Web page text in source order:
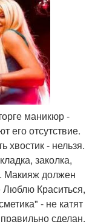
маникюр -
его отсутствие.
хвостик - нельзя.
заколка,
Макияж должен
Люблю Краситься,
- не катят
сделан.